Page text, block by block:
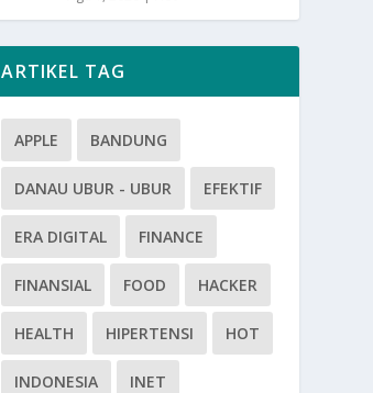
ARTIKEL TAG
APPLE BANDUNG
DANAU UBUR - UBUR EFEKTIF
ERA DIGITAL FINANCE
FINANSIAL FOOD HACKER
HEALTH HIPERTENSI HOT
INDONESIA INET